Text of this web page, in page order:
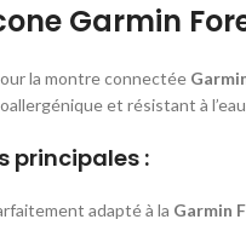
Garmin
la montre connectée
et résistant à
principales :
adapté à la Garmin